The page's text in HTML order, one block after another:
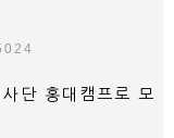
단 홍대캠프로 모